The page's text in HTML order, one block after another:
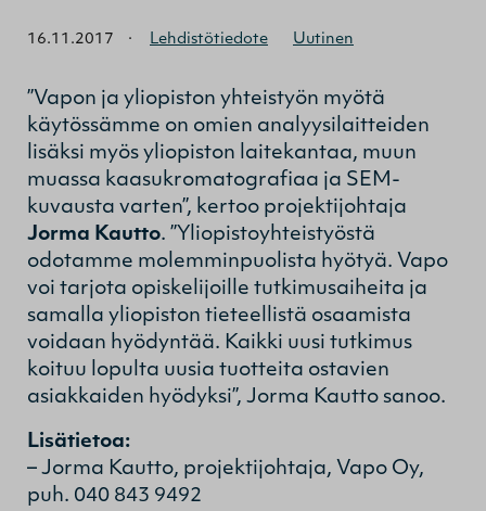
16.11.2017 · Lehdistötiedote Uutinen
”Vapon ja yliopiston yhteistyön myötä
käytössämme on omien analyysilaitteiden
lisäksi myös yliopiston laitekantaa, muun
muassa kaasukromatografiaa ja SEM-
kuvausta varten”, kertoo projektijohtaja
Jorma Kautto. ”Yliopistoyhteistyöstä
odotamme molemminpuolista hyötyä. Vapo
voi tarjota opiskelijoille tutkimusaiheita ja
samalla yliopiston tieteellistä osaamista
voidaan hyödyntää. Kaikki uusi tutkimus
koituu lopulta uusia tuotteita ostavien
asiakkaiden hyödyksi”, Jorma Kautto sanoo.
Lisätietoa:
– Jorma Kautto, projektijohtaja, Vapo Oy,
puh. 040 843 9492